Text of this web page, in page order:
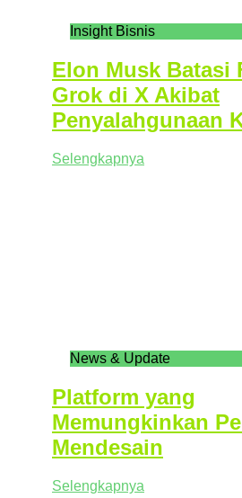
Insight Bisnis
Elon Musk Batasi
Grok di X Akibat
Penyalahgunaan
Selengkapnya
News & Update
Platform yang
Memungkinkan
Mendesain
Selengkapnya